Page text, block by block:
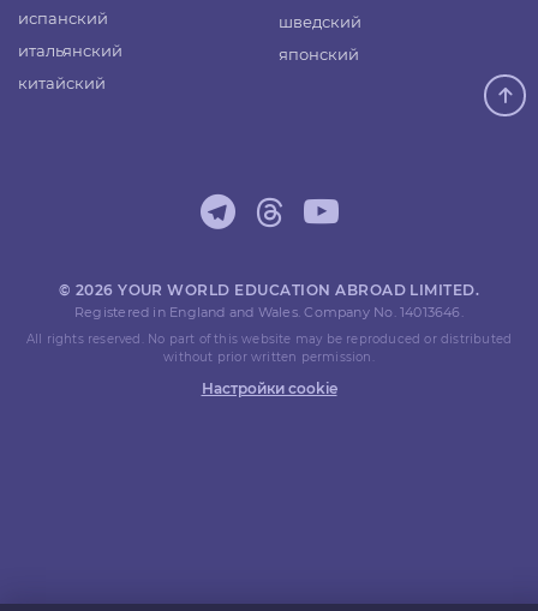
испанский
итальянский
китайский
шведский
японский
© 2026 YOUR WORLD EDUCATION ABROAD LIMITED.
Registered in England and Wales. Company No. 14013646.
All rights reserved. No part of this website may be reproduced or distributed
without prior written permission.
Настройки cookie